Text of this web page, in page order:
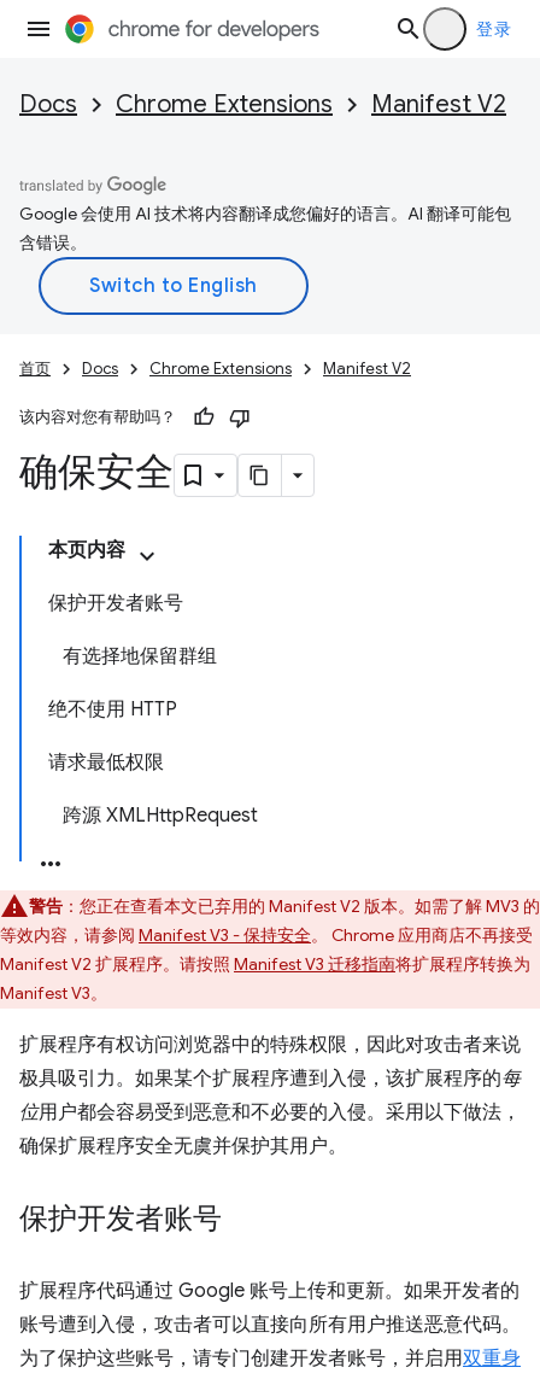
登录
Docs Chrome Extensions Manifest V2
Google 会使用 AI 技术将内容翻译成您偏好的语言。AI 翻译可能包
含错误。
首页 Docs Chrome Extensions Manifest V2
该内容对您有帮助吗？
确保安全
本页内容
保护开发者账号
有选择地保留群组
绝不使用 HTTP
请求最低权限
跨源 XMLHttpRequest
警告 ：您正在查看本文已弃用的 Manifest V2 版本。如需了解 MV3 的
等效内容，请参阅 Manifest V3 - 保持安全。 Chrome 应用商店不再接受
Manifest V2 扩展程序。请按照 Manifest V3 迁移指南将扩展程序转换为
Manifest V3。
扩展程序有权访问浏览器中的特殊权限，因此对攻击者来说
极具吸引力。如果某个扩展程序遭到入侵，该扩展程序的每
位用户都会容易受到恶意和不必要的入侵。采用以下做法，
确保扩展程序安全无虞并保护其用户。
保护开发者账号
扩展程序代码通过 Google 账号上传和更新。如果开发者的
账号遭到入侵，攻击者可以直接向所有用户推送恶意代码。
为了保护这些账号，请专门创建开发者账号，并启用双重身